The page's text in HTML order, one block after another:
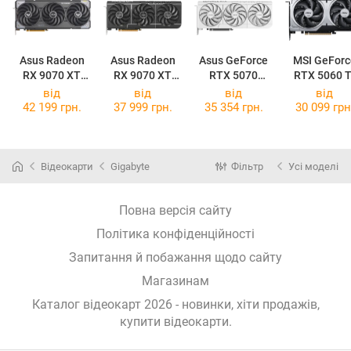
Asus Radeon
RX 9070 XT
TUF Gaming
OC 16GB
Asus Radeon
RX 9070 XT
Prime OC 16GB
Asus GeForce
RTX 5070
Prime OC White
MSI
RTX 5060
16G
2X OC
від
42 199 грн.
від
37 999 грн.
від
35 354 грн.
від
30 099
Відеокарти Gigabyte Фільтр Усі моделі
Повна версія сайту
Політика конфіденційності
Запитання й побажання щодо сайту
Магазинам
Каталог відеокарт 2026 - новинки, хіти продажів,
купити відеокарти.